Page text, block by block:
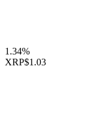
1.34%
XRP$1.03